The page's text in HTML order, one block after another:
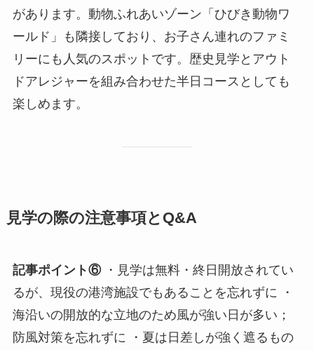
があります。動物ふれあいゾーン「ひびき動物ワ
ールド」も隣接しており、お子さん連れのファミ
リーにも人気のスポットです。歴史見学とアウト
ドアレジャーを組み合わせた半日コースとしても
楽しめます。
見学の際の注意事項とQ&A
記事ポイント⑥・見学は無料・終日開放されてい
るが、現役の港湾施設でもあることを忘れずに ・
海沿いの開放的な立地のため風が強い日が多い；
防風対策を忘れずに ・夏は日差しが強く遮るもの